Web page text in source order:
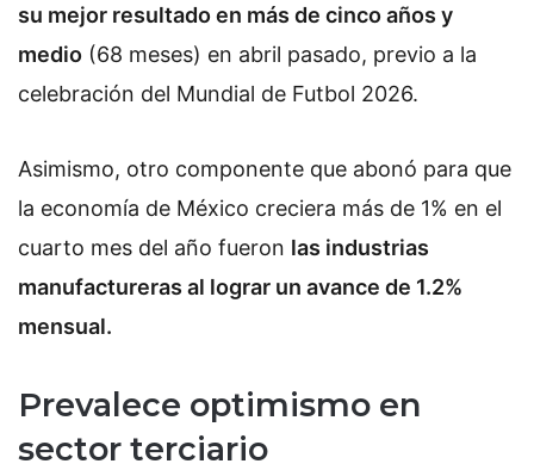
su mejor resultado en más de cinco años y
medio (68 meses) en abril pasado, previo a la
celebración del Mundial de Futbol 2026.
Asimismo, otro componente que abonó para que
la economía de México creciera más de 1% en el
cuarto mes del año fueron las industrias
manufactureras al lograr un avance de 1.2%
mensual.
Prevalece optimismo en
sector terciario